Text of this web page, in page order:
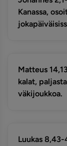
Kanassa,
Matteus
kalat,
väkijoukkoa.
Luukas